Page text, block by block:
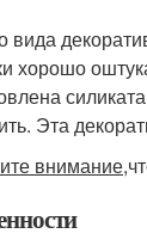
вида
хорошо
Эта
внимание,